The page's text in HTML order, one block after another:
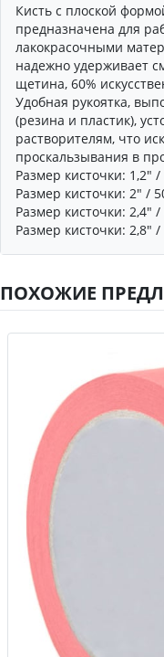
Кисть с плоской
предназначена для
лакокрасочными
надежно удерживает
щетина, 60%
Удобная рукоятка,
(резина и пластик),
растворителям, что
проскальзывания в
Размер кисточки: 1,2"
Размер кисточки: 2" /
Размер кисточки: 2,4"
Размер кисточки: 2,8"
ПОХОЖИЕ